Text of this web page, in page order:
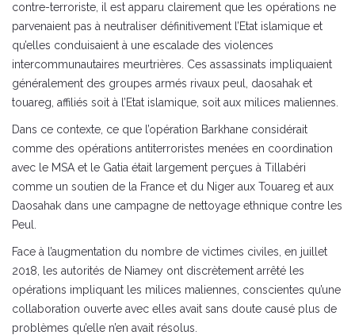
contre-terroriste, il est apparu clairement que les opérations ne
parvenaient pas à neutraliser définitivement l’Etat islamique et
qu’elles conduisaient à une escalade des violences
intercommunautaires meurtrières. Ces assassinats impliquaient
généralement des groupes armés rivaux peul, daosahak et
touareg, affiliés soit à l’Etat islamique, soit aux milices maliennes.
Dans ce contexte, ce que l’opération Barkhane considérait
comme des opérations antiterroristes menées en coordination
avec le MSA et le Gatia était largement perçues à Tillabéri
comme un soutien de la France et du Niger aux Touareg et aux
Daosahak dans une campagne de nettoyage ethnique contre les
Peul.
Face à l’augmentation du nombre de victimes civiles, en juillet
2018, les autorités de Niamey ont discrètement arrêté les
opérations impliquant les milices maliennes, conscientes qu’une
collaboration ouverte avec elles avait sans doute causé plus de
problèmes qu’elle n’en avait résolus.